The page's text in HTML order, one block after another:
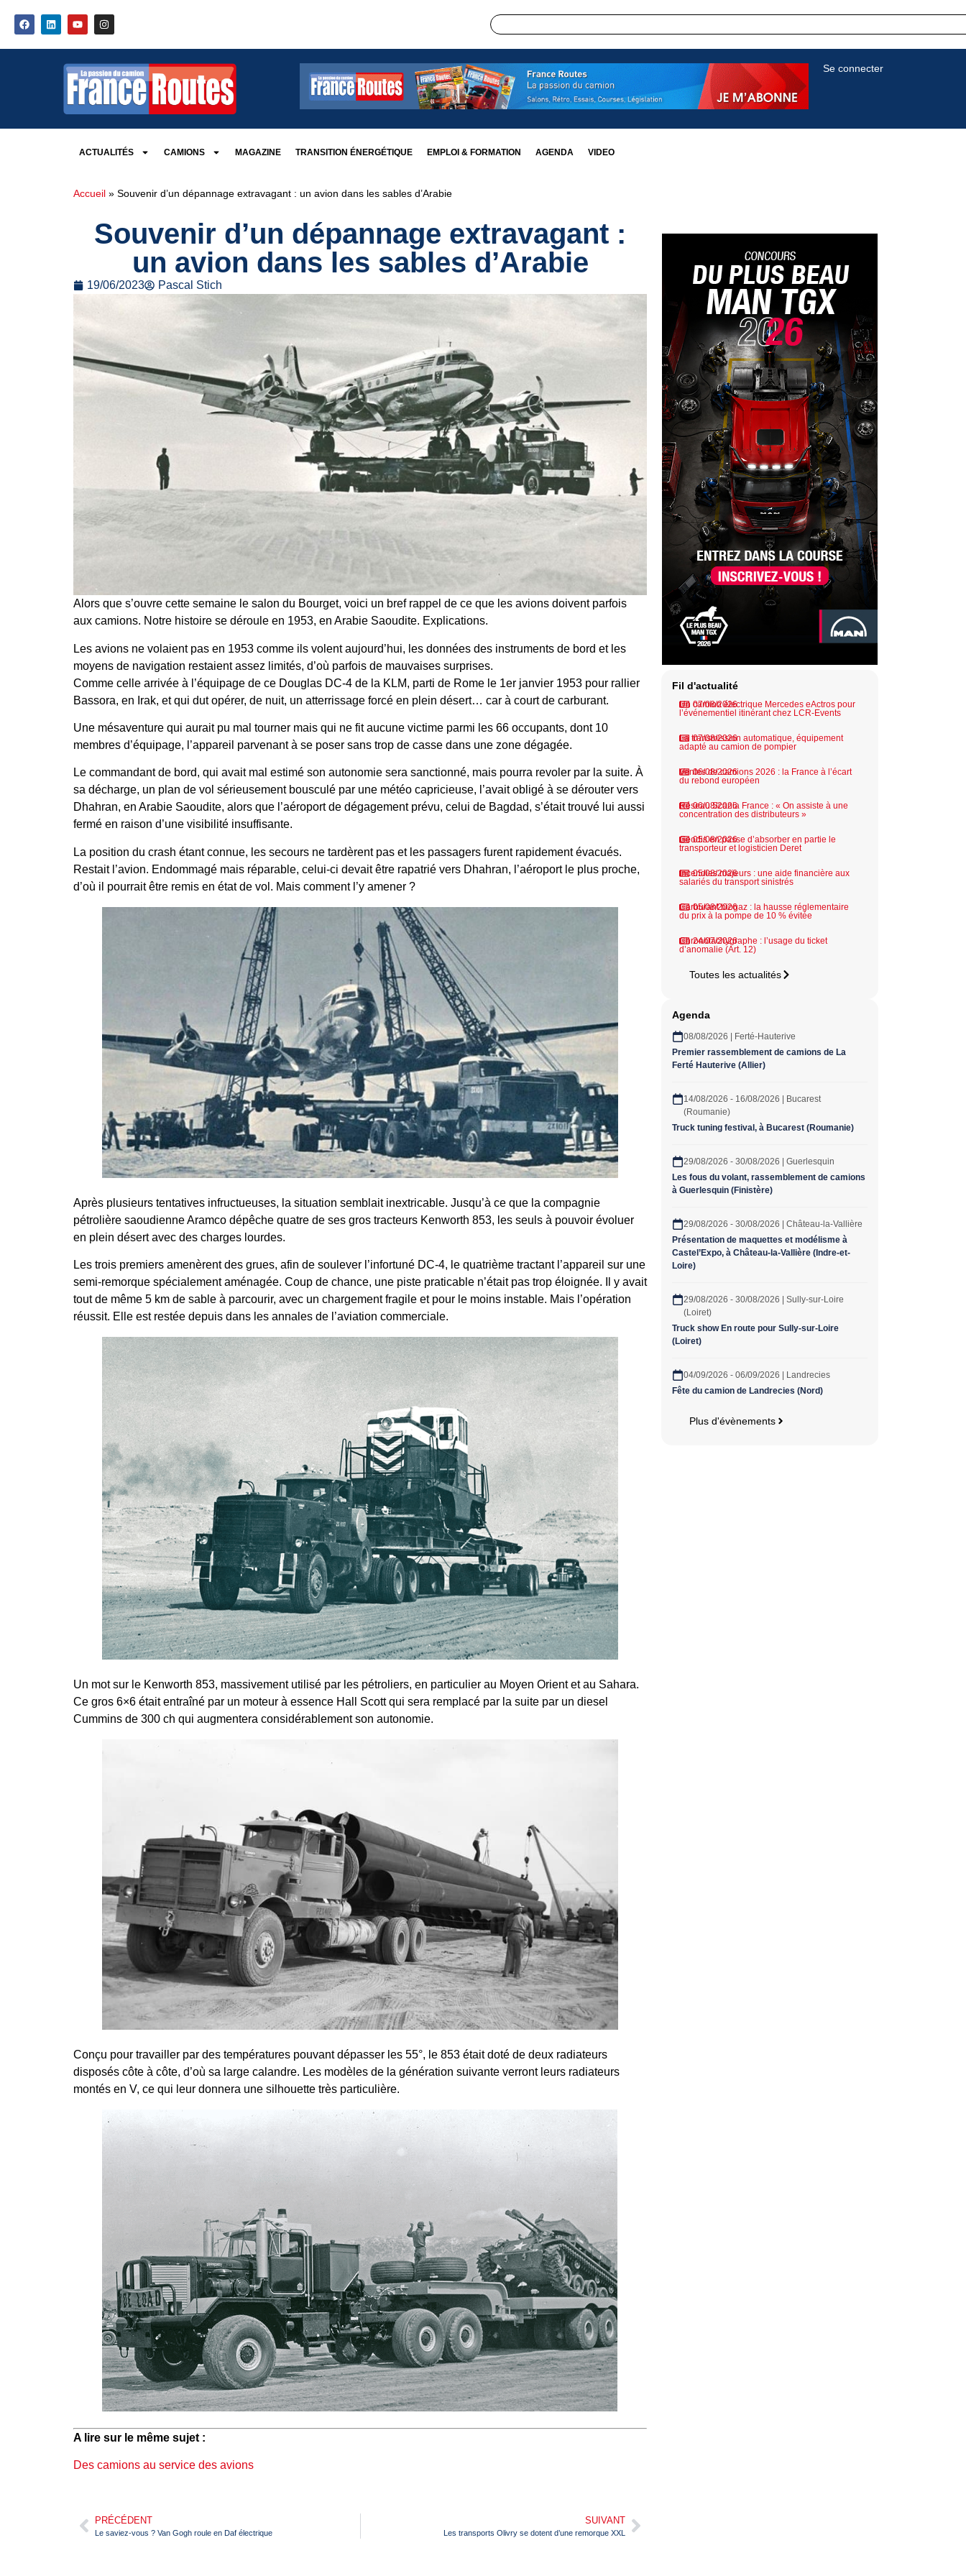
Se connecter
ACTUALITÉS CAMIONS MAGAZINE TRANSITION ÉNERGÉTIQUE EMPLOI & FORMATION AGENDA VIDEO
Accueil » Souvenir d’un dépannage extravagant : un avion dans les sables d’Arabie
Souvenir d’un dépannage extravagant :
un avion dans les sables d’Arabie
19/06/2023 Pascal Stich
Alors que s’ouvre cette semaine le salon du Bourget, voici un bref rappel de ce que les avions doivent parfois
aux camions. Notre histoire se déroule en 1953, en Arabie Saoudite. Explications.
Les avions ne volaient pas en 1953 comme ils volent aujourd’hui, les données des instruments de bord et les
moyens de navigation restaient assez limités, d’où parfois de mauvaises surprises.
Comme celle arrivée à l’équipage de ce Douglas DC-4 de la KLM, parti de Rome le 1er janvier 1953 pour rallier
Bassora, en Irak, et qui dut opérer, de nuit, un atterrissage forcé en plein désert… car à court de carburant.
Une mésaventure qui aurait pu mal tourner mais qui ne fit aucune victime parmi les 66 occupants, dont 10
membres d’équipage, l’appareil parvenant à se poser sans trop de casse dans une zone dégagée.
Le commandant de bord, qui avait mal estimé son autonomie sera sanctionné, mais pourra revoler par la suite. À
sa décharge, un plan de vol sérieusement bousculé par une météo capricieuse, l’avait obligé à se dérouter vers
Dhahran, en Arabie Saoudite, alors que l’aéroport de dégagement prévu, celui de Bagdad, s’était trouvé lui aussi
fermé en raison d’une visibilité insuffisante.
La position du crash étant connue, les secours ne tardèrent pas et les passagers furent rapidement évacués.
Restait l’avion. Endommagé mais réparable, celui-ci devait être rapatrié vers Dhahran, l’aéroport le plus proche,
d’où il pourrait être remis en état de vol. Mais comment l’y amener ?
Après plusieurs tentatives infructueuses, la situation semblait inextricable. Jusqu’à ce que la compagnie
pétrolière saoudienne Aramco dépêche quatre de ses gros tracteurs Kenworth 853, les seuls à pouvoir évoluer
en plein désert avec des charges lourdes.
Les trois premiers amenèrent des grues, afin de soulever l’infortuné DC-4, le quatrième tractant l’appareil sur une
semi-remorque spécialement aménagée. Coup de chance, une piste praticable n’était pas trop éloignée. Il y avait
tout de même 5 km de sable à parcourir, avec un chargement fragile et pour le moins instable. Mais l’opération
réussit. Elle est restée depuis dans les annales de l’aviation commerciale.
Un mot sur le Kenworth 853, massivement utilisé par les pétroliers, en particulier au Moyen Orient et au Sahara.
Ce gros 6×6 était entraîné par un moteur à essence Hall Scott qui sera remplacé par la suite par un diesel
Cummins de 300 ch qui augmentera considérablement son autonomie.
Conçu pour travailler par des températures pouvant dépasser les 55°, le 853 était doté de deux radiateurs
disposés côte à côte, d’où sa large calandre. Les modèles de la génération suivante verront leurs radiateurs
montés en V, ce qui leur donnera une silhouette très particulière.
A lire sur le même sujet :
Des camions au service des avions
PRÉCÉDENT
Le saviez-vous ? Van Gogh roule en Daf électrique
SUIVANT
Les transports Olivry se dotent d’une remorque XXL
Fil d'actualité
07/08/2026
Un camion électrique Mercedes eActros pour
l’événementiel itinérant chez LCR-Events
07/08/2026
La transmission automatique, équipement
adapté au camion de pompier
06/08/2026
Ventes de camions 2026 : la France à l’écart
du rebond européen
06/08/2026
Réseau Scania France : « On assiste à une
concentration des distributeurs »
05/08/2026
Geodis en passe d’absorber en partie le
transporteur et logisticien Deret
05/08/2026
Incendies majeurs : une aide financière aux
salariés du transport sinistrés
05/08/2026
Carburant biogaz : la hausse réglementaire
du prix à la pompe de 10 % évitée
24/07/2026
Chronotachygraphe : l’usage du ticket
d’anomalie (Art. 12)
Toutes les actualités
Agenda
08/08/2026 | Ferté-Hauterive
Premier rassemblement de camions de La
Ferté Hauterive (Allier)
14/08/2026 - 16/08/2026 | Bucarest
(Roumanie)
Truck tuning festival, à Bucarest (Roumanie)
29/08/2026 - 30/08/2026 | Guerlesquin
Les fous du volant, rassemblement de camions
à Guerlesquin (Finistère)
29/08/2026 - 30/08/2026 | Château-la-Vallière
Présentation de maquettes et modélisme à
Castel’Expo, à Château-la-Vallière (Indre-et-
Loire)
29/08/2026 - 30/08/2026 | Sully-sur-Loire
(Loiret)
Truck show En route pour Sully-sur-Loire
(Loiret)
04/09/2026 - 06/09/2026 | Landrecies
Fête du camion de Landrecies (Nord)
Plus d'évènements